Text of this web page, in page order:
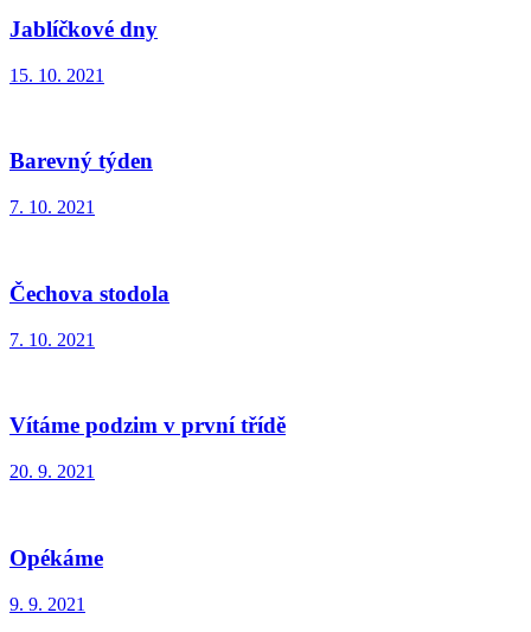
Jablíčkové dny
15. 10. 2021
Barevný týden
7. 10. 2021
Čechova stodola
7. 10. 2021
Vítáme podzim v první třídě
20. 9. 2021
Opékáme
9. 9. 2021